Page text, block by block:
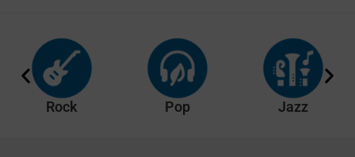
Rock Pop Jazz